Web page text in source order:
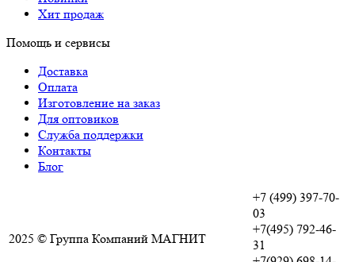
Хит продаж
Помощь и сервисы
Доставка
Оплата
Изготовление на заказ
Для оптовиков
Служба поддержки
Контакты
Блог
2025 © Группа Компаний МАГНИТ
+7 (499) 397-70-
03
+7(495) 792-46-
31